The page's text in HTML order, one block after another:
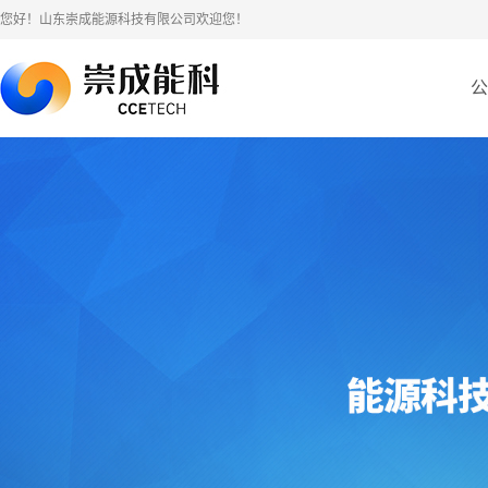
您好！山东崇成能源科技有限公司欢迎您！